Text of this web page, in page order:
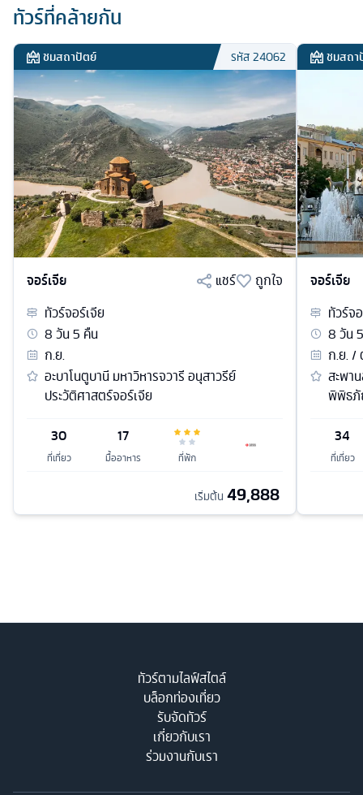
ทัวร์ที่คล้ายกัน
ชมสถาปัตย์ รหัส24062
จอร์เจีย แชร์
ถูกใจ
ทัวร์จอร์เจีย
8วัน5 คืน
ก.ย.
อะบาโนตูบานี มหาวิหารจวารี อนุสาวรีย์
ประวัติศาสตร์จอร์เจีย
30
ที่เที่ยว
17
มื้ออาหาร ที่พัก
เริ่มต้น 49,888
ชมสถ
จอร์เจีย
ทัวร์จ
8วัน5
ก.ย. /
สะพา
พิพิธ
34
ที่เที่ยว
ทัวร์ตามไลฟ์สไตล์
บล็อกท่องเที่ยว
รับจัดทัวร์
เกี่ยวกับเรา
ร่วมงานกับเรา